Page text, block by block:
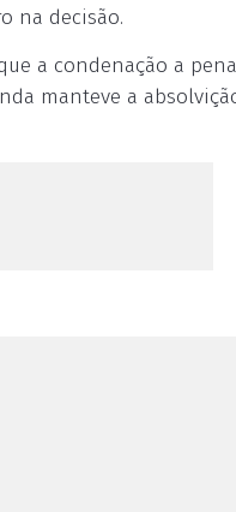
na decisão.
a condenação a
manteve a